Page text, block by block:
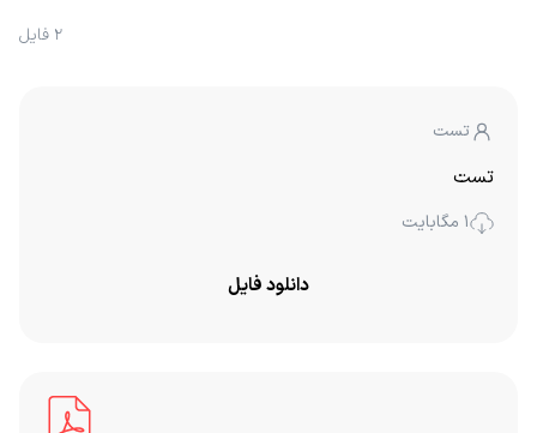
2 فایل
تست
تست
1 مگابایت
دانلود فایل